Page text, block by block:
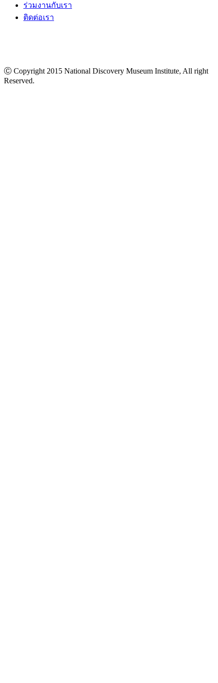
ร่วมงานกับเรา
ติดต่อเรา
Ⓒ Copyright 2015 National Discovery Museum Institute, All right
Reserved.